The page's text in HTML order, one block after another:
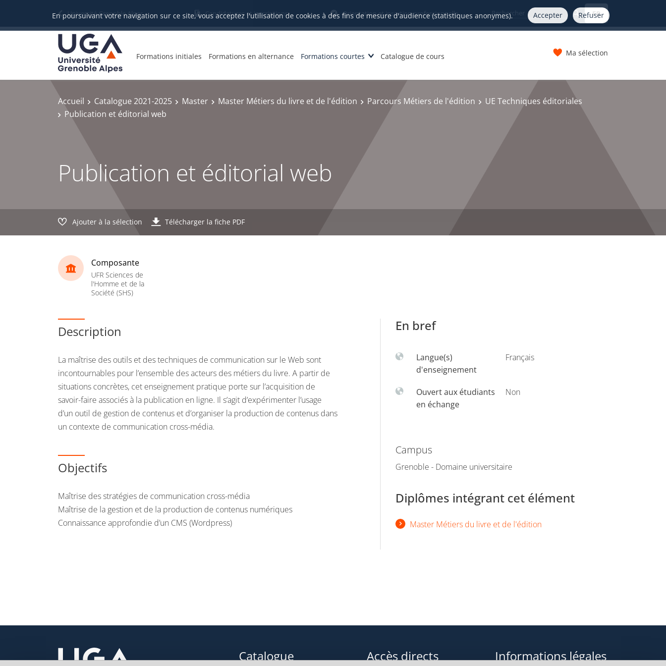
En poursuivant votre navigation sur ce site, vous acceptez l'utilisation de cookies à des fins de mesure d'audience (statistiques anonymes). Accepter Refuser
Université Grenoble Alpes Candidatures et inscriptions Orientation et insertion professionnelle FR
Formations initiales Formations en alternance Formations courtes Catalogue de cours Ma sélection
Accueil Catalogue 2021-2025 Master Master Métiers du livre et de l'édition Parcours Métiers de l'édition
UE Techniques éditoriales
Publication et éditorial web
Publication et éditorial web
Ajouter à la sélection Télécharger la fiche PDF
Composante
UFR Sciences de
l'Homme et de la
Société (SHS)
Description
La maîtrise des outils et des techniques de communication sur le Web sont
incontournables pour l’ensemble des acteurs des métiers du livre. A partir de
situations concrètes, cet enseignement pratique porte sur l’acquisition de
savoir-faire associés à la publication en ligne. Il s’agit d’expérimenter l’usage
d’un outil de gestion de contenus et d’organiser la production de contenus dans
un contexte de communication cross-média.
Objectifs
Maîtrise des stratégies de communication cross-média
Maîtrise de la gestion et de la production de contenus numériques
Connaissance approfondie d’un CMS (Wordpress)
En bref
Langue(s)
d'enseignement
Français
Ouvert aux étudiants
en échange
Non
Campus
Grenoble - Domaine universitaire
Diplômes intégrant cet élément
Master Métiers du livre et de l'édition
Catalogue Accès directs Informations légales